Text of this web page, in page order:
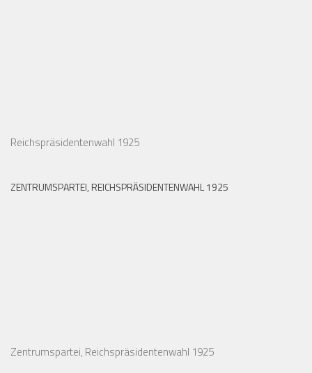
Reichspräsidentenwahl 1925
ZENTRUMSPARTEI, REICHSPRÄSIDENTENWAHL 1925
Zentrumspartei, Reichspräsidentenwahl 1925